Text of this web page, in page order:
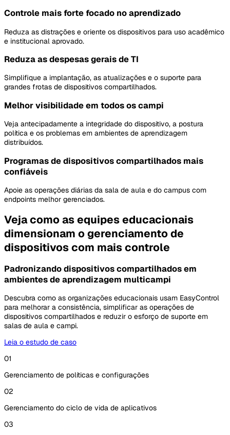
Controle mais forte focado no aprendizado
Reduza as distrações e oriente os dispositivos para uso acadêmico
e institucional aprovado.
Reduza as despesas gerais de TI
Simplifique a implantação, as atualizações e o suporte para
grandes frotas de dispositivos compartilhados.
Melhor visibilidade em todos os campi
Veja antecipadamente a integridade do dispositivo, a postura
política e os problemas em ambientes de aprendizagem
distribuídos.
Programas de dispositivos compartilhados mais
confiáveis
Apoie as operações diárias da sala de aula e do campus com
endpoints melhor gerenciados.
Veja como as equipes educacionais
dimensionam o gerenciamento de
dispositivos com mais controle
Padronizando dispositivos compartilhados em
ambientes de aprendizagem multicampi
Descubra como as organizações educacionais usam EasyControl
para melhorar a consistência, simplificar as operações de
dispositivos compartilhados e reduzir o esforço de suporte em
salas de aula e campi.
Leia o estudo de caso
01
Gerenciamento de políticas e configurações
02
Gerenciamento do ciclo de vida de aplicativos
03